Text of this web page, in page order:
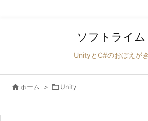
ソフトライム
UnityとC#のおぼえがき
 ホーム > Unity